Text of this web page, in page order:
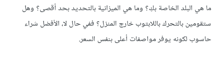
ما هي البلد الخاصة بكِ؟ وما هي الميزانية بالتحديد بحد أقصى؟ وهل
ستقومين بالتحرك باللابتوب خارج المنزل؟ ففي حال لا، الأفضل شراء
حاسوب لكونه يوفر مواصفات أعلى بنفس السعر.